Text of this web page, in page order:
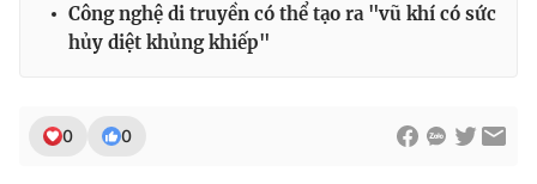
Công nghệ di truyền có thể tạo ra "vũ khí có sức
hủy diệt khủng khiếp"
0 0